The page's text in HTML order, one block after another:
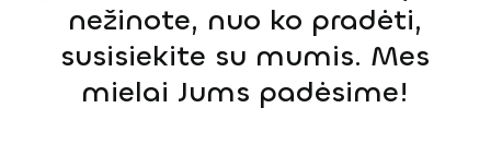
nežinote, nuo ko pradėti,
susisiekite su mumis. Mes
mielai Jums padėsime!